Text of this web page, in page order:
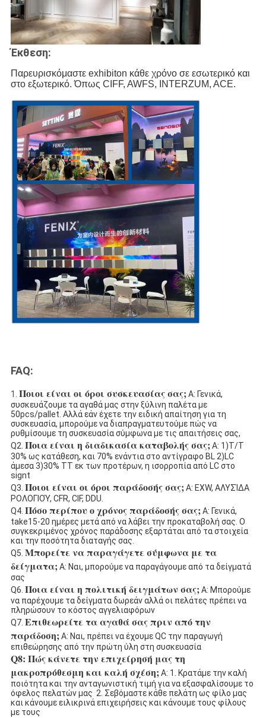
Έκθεση:
Παρευρισκόμαστε exhibiton κάθε χρόνο σε εσωτερικό και
στο εξωτερικό. Όπως CIFF, AWFS, INTERZUM, ACE.
FAQ:
1. Ποιοι είναι οι όροι συσκευασίας σας;Α: Γενικά,
συσκευάζουμε τα αγαθά μας στην ξύλινη παλέτα με
50pcs/pallet. Αλλά εάν έχετε την ειδική απαίτηση για τη
συσκευασία, μπορούμε να διαπραγματευτούμε πώς να
ρυθμίσουμε τη συσκευασία σύμφωνα με τις απαιτήσεις σας,
Q2. Ποια είναι η διαδικασία καταβολής σας; Α: 1)T/T
30% ως κατάθεση, και 70% ενάντια στο αντίγραφο BL 2)LC
άμεσα 3)30% TT εκ των προτέρων, η ισορροπία από LC στο
signt
Q3. Ποιοι είναι οι όροι παράδοσής σας; Α: EXW, ΑΛΥΣΊΔΑ
ΡΟΛΟΓΙΟΎ, CFR, CIF, DDU.
Q4. Πόσο περίπου ο χρόνος παράδοσής σας; Α: Γενικά,
take15-20 ημέρες μετά από να λάβει την προκαταβολή σας. Ο
συγκεκριμένος χρόνος παράδοσης εξαρτάται από τα στοιχεία
και την ποσότητα διαταγής σας.
Q5. Μπορείτε να παραγάγετε σύμφωνα με τα
δείγματα; Α: Ναι, μπορούμε να παραγάγουμε από τα δείγματά
σας
Q6. Ποια είναι η πολιτική δειγμάτων σας; Α: Μπορούμε
να παρέχουμε τα δείγματα δωρεάν αλλά οι πελάτες πρέπει να
πληρώσουν το κόστος αγγελιαφόρων
Q7. Επιθεωρείτε τα αγαθά σας πριν από την
παράδοση; Α: Ναι, πρέπει να έχουμε QC την παραγωγή
επιθεώρησης από την πρώτη ύλη στη συσκευασία
Q8: Πώς κάνετε την επιχείρησή μας τη
μακροπρόθεσμη και καλή σχέση; Α: 1. Κρατάμε την καλή
ποιότητα και την ανταγωνιστική τιμή για να εξασφαλίσουμε το
όφελος πελατών μας  2. Σεβόμαστε κάθε πελάτη ως φίλο μας
και κάνουμε ειλικρινά επιχειρήσεις και κάνουμε τους φίλους
με τους